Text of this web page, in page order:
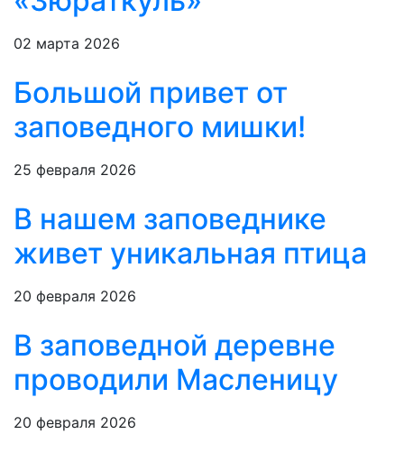
02 марта 2026
Большой привет от
заповедного мишки!
25 февраля 2026
В нашем заповеднике
живет уникальная птица
20 февраля 2026
В заповедной деревне
проводили Масленицу
20 февраля 2026